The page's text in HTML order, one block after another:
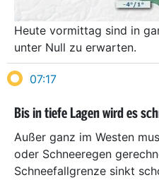
Heute vormittag sind in
unter Null zu erwarten.
07:17
Bis in tiefe Lagen wird es
Außer ganz im Westen
oder Schneeregen
Schneefallgrenze sinkt